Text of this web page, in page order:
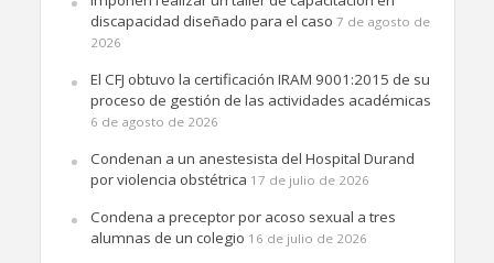
discapacidad diseñado para el caso 7 de agosto de
2026
El CFJ obtuvo la certificación IRAM 9001:2015 de su
proceso de gestión de las actividades académicas
6 de agosto de 2026
Condenan a un anestesista del Hospital Durand
por violencia obstétrica 17 de julio de 2026
Condena a preceptor por acoso sexual a tres
alumnas de un colegio 16 de julio de 2026